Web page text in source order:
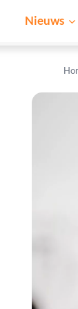
Nieuws